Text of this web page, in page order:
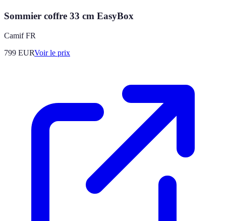
Sommier coffre 33 cm EasyBox
Camif FR
799 EURVoir le prix